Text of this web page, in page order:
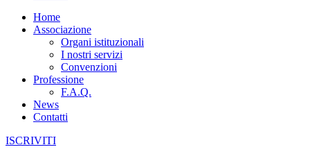
Home
Associazione
Organi istituzionali
I nostri servizi
Convenzioni
Professione
F.A.Q.
News
Contatti
ISCRIVITI